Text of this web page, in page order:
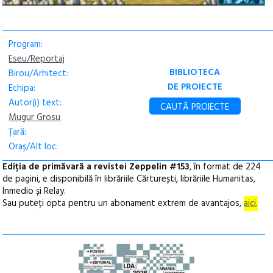
Program:
Eseu/Reportaj
Birou/Arhitect:
Echipa:
Autor(i) text:
Mugur Grosu
Țară:
Oraș/Alt loc:
BIBLIOTECA
DE PROIECTE
CAUTĂ PROIECTE
Ediția de primăvară a revistei Zeppelin #153, în format de 224
de pagini, e disponibilă în librăriile Cărturești, librăriile Humanitas,
Inmedio și Relay.
Sau puteți opta pentru un abonament extrem de avantajos,aici.